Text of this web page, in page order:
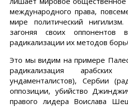
международного права,
мире политический
загоняя своих оппонентов
радикализации их методов
Это мы видим на примере
радикализация
ундаменталистов), Сербии
оппозиции, убийство
правого лидера Воислава